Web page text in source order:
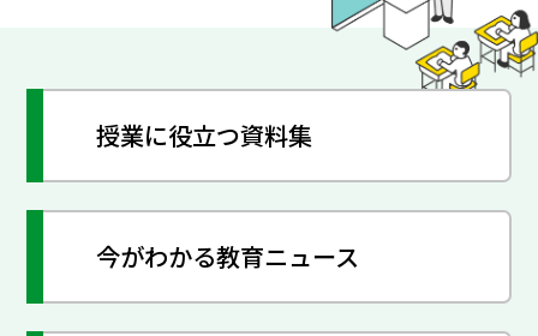
授業に役立つ資料集
今がわかる教育ニュース